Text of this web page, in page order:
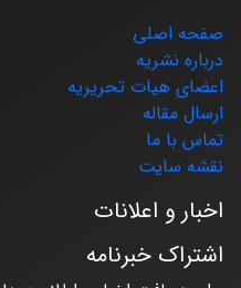
صفحه اصلی
درباره نشریه
اعضای هیات تحریریه
ارسال مقاله
تماس با ما
نقشه سایت
اخبار و اعلانات
اشتراک خبرنامه